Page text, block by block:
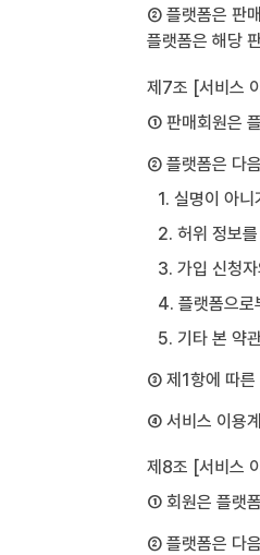
② 플랫폼은 판
플랫폼은 해당
제7조 [서비스
① 판매회원은
② 플랫폼은 다
1. 실명이 아
2. 허위 정보
3. 가입 신청
4. 플랫폼으로
5. 기타 본 약
③ 제1항에 따른
④ 서비스 이용
제8조 [서비스
① 회원은 플랫
② 플랫폼은 다